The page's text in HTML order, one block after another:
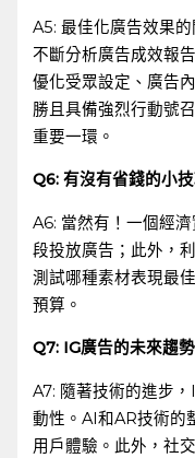
A5: 最佳化廣告效果
不斷分析廣告成效報
優化受眾設定、廣告
勝且具備強烈行動號
重要一環。
Q6: ​有沒有省錢的小技
A6: 當然有！一個經
段投放廣告；此外，
測試哪種素材表現最
預算。
Q7: IG廣告的未來趨
A7: 隨著技術的進步
動性。AI和AR技術的
用戶體驗。此外，社